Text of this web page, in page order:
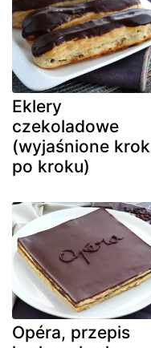
Eklery
czekoladowe
(wyjaśnione krok
po kroku)
Opéra, przepis